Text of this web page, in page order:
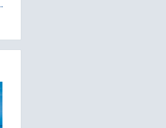
径4.0-7.0mm, IP67